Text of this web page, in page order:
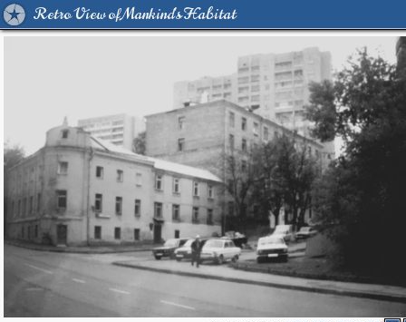
Retro View of Mankind's Habitat